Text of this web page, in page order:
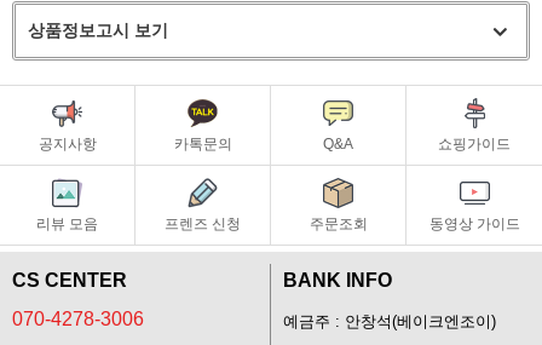
상품정보고시 보기
공지사항 카톡문의 Q&A 쇼핑가이드
리뷰 모음 프렌즈 신청 주문조회 동영상 가이드
CS CENTER
070-4278-3006
BANK INFO
예금주 : 안창석(베이크엔조이)